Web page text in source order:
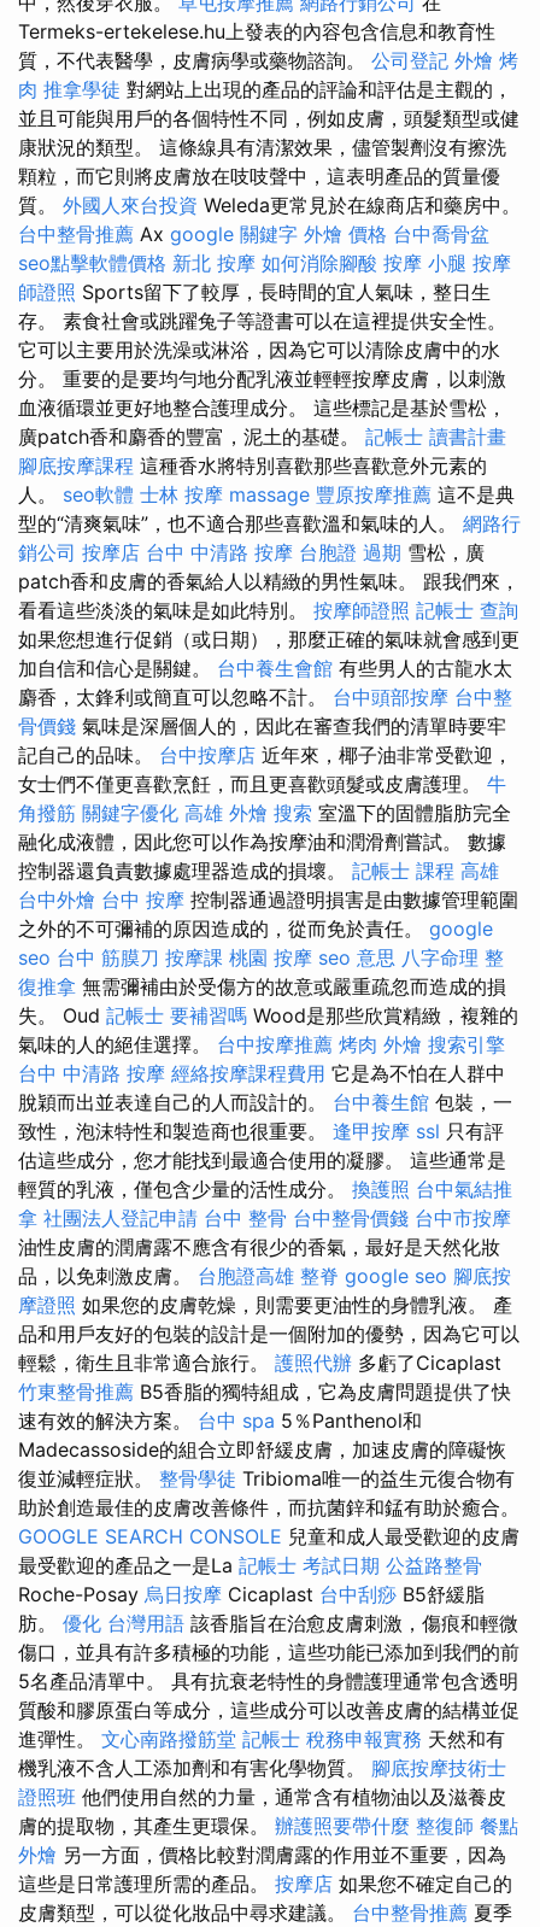
Termeks-ertekelese.hu上發表的內容包含信息和教育性
質，不代表醫學，皮膚病學或藥物諮詢。 公司登記 外燴 烤
肉 推拿學徒 對網站上出現的產品的評論和評估是主觀的，
並且可能與用戶的各個特性不同，例如皮膚，頭髮類型或健
康狀況的類型。 這條線具有清潔效果，儘管製劑沒有擦洗
顆粒，而它則將皮膚放在吱吱聲中，這表明產品的質量優
質。 外國人來台投資 Weleda更常見於在線商店和藥房中。
台中整骨推薦 Ax google 關鍵字 外燴 價格 台中喬骨盆
seo點擊軟體價格 新北 按摩 如何消除腳酸 按摩 小腿 按摩
師證照 Sports留下了較厚，長時間的宜人氣味，整日生
存。 素食社會或跳躍兔子等證書可以在這裡提供安全性。
它可以主要用於洗澡或淋浴，因為它可以清除皮膚中的水
分。 重要的是要均勻地分配乳液並輕輕按摩皮膚，以刺激
血液循環並更好地整合護理成分。 這些標記是基於雪松，
廣patch香和麝香的豐富，泥土的基礎。 記帳士 讀書計畫
腳底按摩課程 這種香水將特別喜歡那些喜歡意外元素的
人。 seo軟體 士林 按摩 massage 豐原按摩推薦 這不是典
型的“清爽氣味”，也不適合那些喜歡溫和氣味的人。 網路行
銷公司 按摩店 台中 中清路 按摩 台胞證 過期 雪松，廣
patch香和皮膚的香氣給人以精緻的男性氣味。 跟我們來，
看看這些淡淡的氣味是如此特別。 按摩師證照 記帳士 查詢
如果您想進行促銷（或日期），那麼正確的氣味就會感到更
加自信和信心是關鍵。 台中養生會館 有些男人的古龍水太
麝香，太鋒利或簡直可以忽略不計。 台中頭部按摩 台中整
骨價錢 氣味是深層個人的，因此在審查我們的清單時要牢
記自己的品味。 台中按摩店 近年來，椰子油非常受歡迎，
女士們不僅更喜歡烹飪，而且更喜歡頭髮或皮膚護理。 牛
角撥筋 關鍵字優化 高雄 外燴 搜索 室溫下的固體脂肪完全
融化成液體，因此您可以作為按摩油和潤滑劑嘗試。 數據
控制器還負責數據處理器造成的損壞。 記帳士 課程 高雄
台中外燴 台中 按摩 控制器通過證明損害是由數據管理範圍
之外的不可彌補的原因造成的，從而免於責任。 google
seo 台中 筋膜刀 按摩課 桃園 按摩 seo 意思 八字命理 整
復推拿 無需彌補由於受傷方的故意或嚴重疏忽而造成的損
失。 Oud 記帳士 要補習嗎 Wood是那些欣賞精緻，複雜的
氣味的人的絕佳選擇。 台中按摩推薦 烤肉 外燴 搜索引擎
台中 中清路 按摩 經絡按摩課程費用 它是為不怕在人群中
脫穎而出並表達自己的人而設計的。 台中養生館 包裝，一
致性，泡沫特性和製造商也很重要。 逢甲按摩 ssl 只有評
估這些成分，您才能找到最適合使用的凝膠。 這些通常是
輕質的乳液，僅包含少量的活性成分。 換護照 台中氣結推
拿 社團法人登記申請 台中 整骨 台中整骨價錢 台中市按摩
油性皮膚的潤膚露不應含有很少的香氣，最好是天然化妝
品，以免刺激皮膚。 台胞證高雄 整脊 google seo 腳底按
摩證照 如果您的皮膚乾燥，則需要更油性的身體乳液。 產
品和用戶友好的包裝的設計是一個附加的優勢，因為它可以
輕鬆，衛生且非常適合旅行。 護照代辦 多虧了Cicaplast
竹東整骨推薦 B5香脂的獨特組成，它為皮膚問題提供了快
速有效的解決方案。 台中 spa 5％Panthenol和
Madecassoside的組合立即舒緩皮膚，加速皮膚的障礙恢
復並減輕症狀。 整骨學徒 Tribioma唯一的益生元復合物有
助於創造最佳的皮膚改善條件，而抗菌鋅和錳有助於癒合。
GOOGLE SEARCH CONSOLE 兒童和成人最受歡迎的皮膚
最受歡迎的產品之一是La 記帳士 考試日期 公益路整骨
Roche-Posay 烏日按摩 Cicaplast 台中刮痧 B5舒緩脂
肪。 優化 台灣用語 該香脂旨在治愈皮膚刺激，傷痕和輕微
傷口，並具有許多積極的功能，這些功能已添加到我們的前
5名產品清單中。 具有抗衰老特性的身體護理通常包含透明
質酸和膠原蛋白等成分，這些成分可以改善皮膚的結構並促
進彈性。 文心南路撥筋堂 記帳士 稅務申報實務 天然和有
機乳液不含人工添加劑和有害化學物質。 腳底按摩技術士
證照班 他們使用自然的力量，通常含有植物油以及滋養皮
膚的提取物，其產生更環保。 辦護照要帶什麼 整復師 餐點
外燴 另一方面，價格比較對潤膚露的作用並不重要，因為
這些是日常護理所需的產品。 按摩店 如果您不確定自己的
皮膚類型，可以從化妝品中尋求建議。 台中整骨推薦 夏季